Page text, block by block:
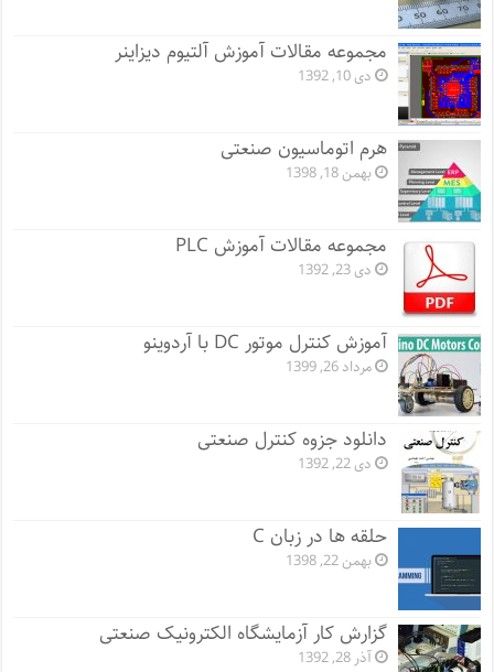
مجموعه مقالات آموزش آلتیوم دیزاینر
دی 10, 1392
هرم اتوماسیون صنعتی
بهمن 18, 1398
مجموعه مقالات آموزش PLC
دی 23, 1392
آموزش کنترل موتور DC با آردوینو
مرداد 26, 1399
دانلود جزوه کنترل صنعتی
دی 22, 1392
حلقه ها در زبان C
بهمن 22, 1398
گزارش کار آزمایشگاه الکترونیک صنعتی
آذر 28, 1392